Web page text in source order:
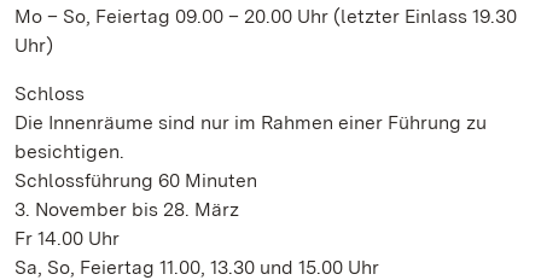
Mo – So, Feiertag 09.00 – 20.00 Uhr (letzter Einlass 19.30
Uhr)
Schloss
Die Innenräume sind nur im Rahmen einer Führung zu
besichtigen.
Schlossführung 60 Minuten
3. November bis 28. März
Fr 14.00 Uhr
Sa, So, Feiertag 11.00, 13.30 und 15.00 Uhr